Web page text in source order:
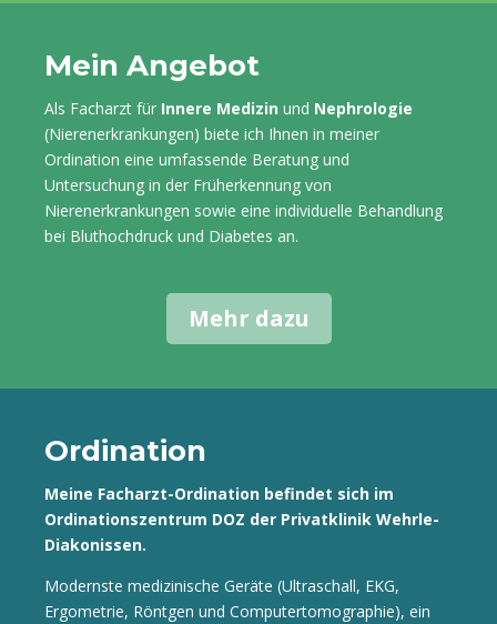
Mein Angebot
Als Facharzt für Innere Medizin und Nephrologie
(Nierenerkrankungen) biete ich Ihnen in meiner
Ordination eine umfassende Beratung und
Untersuchung in der Früherkennung von
Nierenerkrankungen sowie eine individuelle Behandlung
bei Bluthochdruck und Diabetes an.
Mehr dazu
Ordination
Meine Facharzt-Ordination befindet sich im
Ordinationszentrum DOZ der Privatklinik Wehrle-
Diakonissen.
Modernste medizinische Geräte (Ultraschall, EKG,
Ergometrie, Röntgen und Computertomographie), ein